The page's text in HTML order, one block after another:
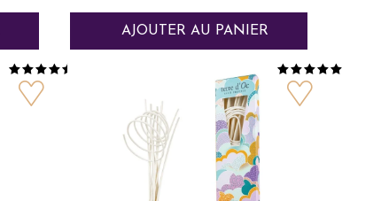
AJOUTER AU PANIER